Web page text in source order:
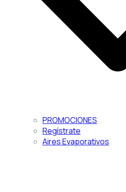
PROMOCIONES
Regístrate
Aires Evaporativos